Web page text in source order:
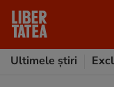
Ultimele știri